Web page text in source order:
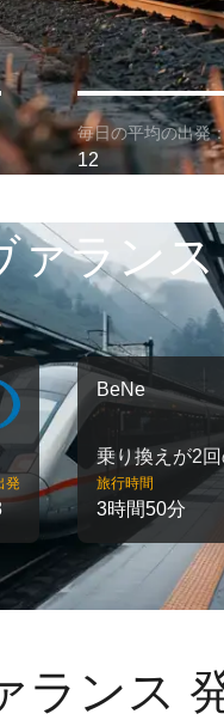
毎日の平均の出発：
12
ラン
発
BeNe
乗り換えが2
旅行時間
3時間50分
ランス